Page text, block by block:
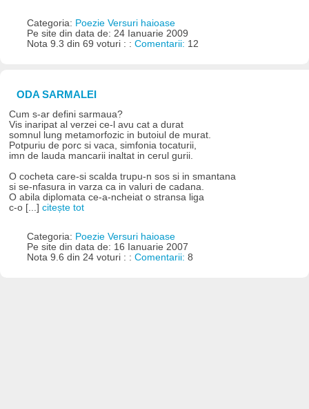
Categoria: Poezie Versuri haioase
Pe site din data de: 24 Ianuarie 2009
Nota 9.3 din 69 voturi : : Comentarii: 12
ODA SARMALEI
Cum s-ar defini sarmaua?
Vis inaripat al verzei ce-l avu cat a durat
somnul lung metamorfozic in butoiul de murat.
Potpuriu de porc si vaca, simfonia tocaturii,
imn de lauda mancarii inaltat in cerul gurii.
O cocheta care-si scalda trupu-n sos si in smantana
si se-nfasura in varza ca in valuri de cadana.
O abila diplomata ce-a-ncheiat o stransa liga
c-o [...]citește tot
Categoria: Poezie Versuri haioase
Pe site din data de: 16 Ianuarie 2007
Nota 9.6 din 24 voturi : : Comentarii: 8